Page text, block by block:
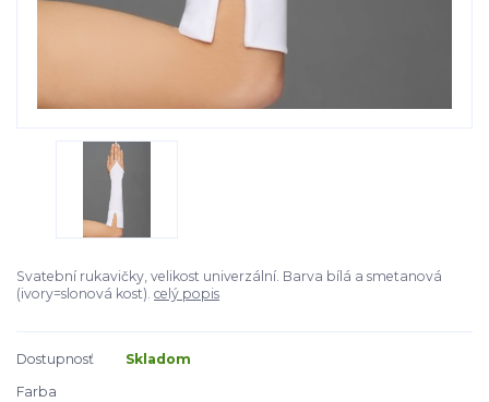
Svatební rukavičky, velikost univerzální. Barva bílá a smetanová
(ivory=slonová kost). celý popis
Dostupnosť
Skladom
Farba